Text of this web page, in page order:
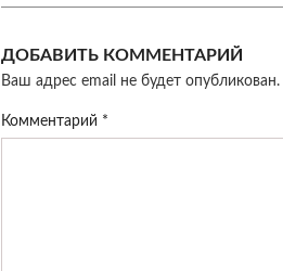
ДОБАВИТЬ КОММЕНТАРИЙ
Ваш адрес email не будет опубликован.
Комментарий *